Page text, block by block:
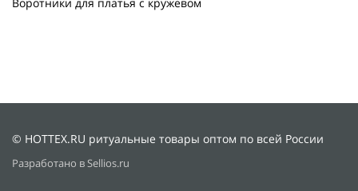
© HOTTEX.RU ритуальные товары оптом по всей России
Разработано в Sellios.ru